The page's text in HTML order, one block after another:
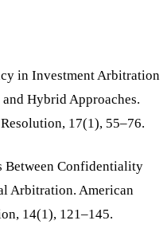
in Investment Arbitration
Hybrid Approaches.
17(1), 55–76.
Between Confidentiality
Arbitration. American
14(1), 121–145.